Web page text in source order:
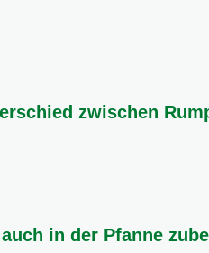
zwischen
in der Pfanne